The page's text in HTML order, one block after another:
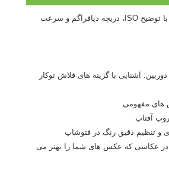
درک نوردهی – همراه با توضیح ISO، دریچه دیافراگم و سرعت
آشنایی با گزینه های فلاش توکار
های مفهومی
آفتاب
در عکاسی که عکس های شما را بهتر می